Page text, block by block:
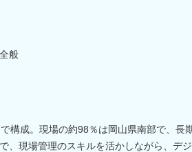
般
構成。現場の約98％は岡山県南部で、長
、現場管理のスキルを活かしながら、デ